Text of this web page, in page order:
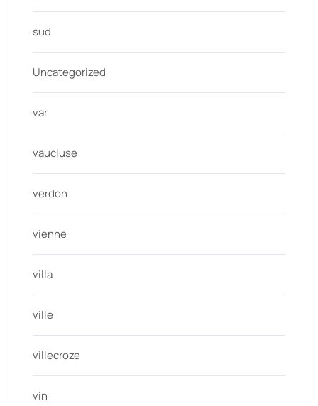
sud
Uncategorized
var
vaucluse
verdon
vienne
villa
ville
villecroze
vin